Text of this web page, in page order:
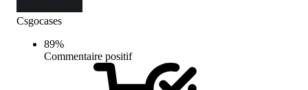
Csgocases
89%
Commentaire positif